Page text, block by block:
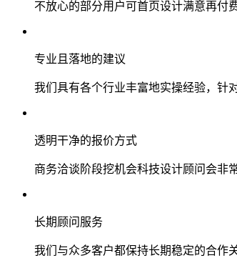
不放心的部分用户可首页设计满意再付
专业且落地的建议
我们具有各个行业丰富地实操经验，针
透明干净的报价方式
商务洽谈阶段挖机会科技设计顾问会非
长期顾问服务
我们与众多客户都保持长期稳定的合作